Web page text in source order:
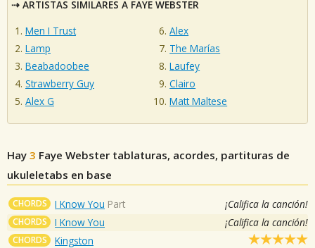
ARTISTAS SIMILARES A FAYE WEBSTER
Men I Trust
Lamp
Beabadoobee
Strawberry Guy
Alex G
Alex
The Marías
Laufey
Clairo
Matt Maltese
Hay 3 Faye Webster tablaturas, acordes, partituras de
ukuleletabs en base
CHORDS I Know You Part ¡Califica la canción!
CHORDS I Know You ¡Califica la canción!
CHORDS Kingston